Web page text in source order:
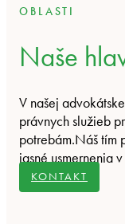
OBLASTI
Naše
V našej
právnych služieb
potrebám.Náš tím
jasné usmernenia
KONTAKT